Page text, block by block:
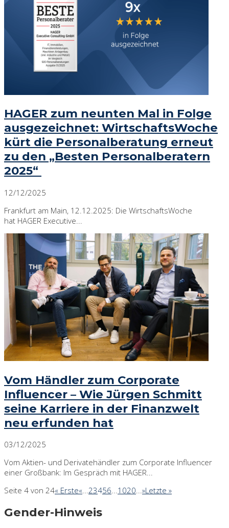
HAGER zum neunten Mal in Folge
ausgezeichnet: WirtschaftsWoche
kürt die Personalberatung erneut
zu den „Besten Personalberatern
2025“
12/12/2025
Frankfurt am Main, 12.12.2025: Die WirtschaftsWoche
hat HAGER Executive...
Vom Händler zum Corporate
Influencer – Wie Jürgen Schmitt
seine Karriere in der Finanzwelt
neu erfunden hat
03/12/2025
Vom Aktien- und Derivatehändler zum Corporate Influencer
einer Großbank: Im Gespräch mit HAGER...
Seite 4 von 24« Erste«...23456...1020...»Letzte »
Gender-Hinweis